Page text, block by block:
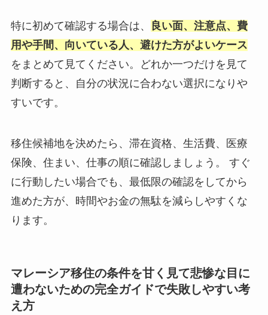
特に初めて確認する場合は、
良い面、注意点、費
用や手間、向いている人、避けた方がよいケース
をまとめて見てください。どれか一つだけを見て
判断すると、自分の状況に合わない選択になりや
すいです。
移住候補地を決めたら、滞在資格、生活費、医療
保険、住まい、仕事の順に確認しましょう。 すぐ
に行動したい場合でも、最低限の確認をしてから
進めた方が、時間やお金の無駄を減らしやすくな
ります。
マレーシア移住の条件を甘く見て悲惨な目に
遭わないための完全ガイドで失敗しやすい考
え方